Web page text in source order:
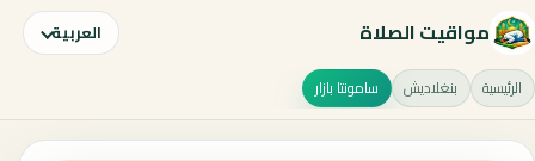
مواقيت الصلاة العربية
الرئيسية بنغلاديش سامونتا بازار